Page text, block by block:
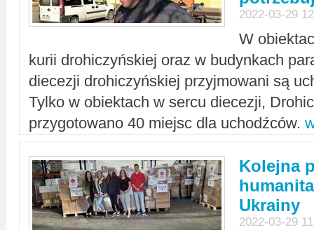
2022-03-29
W
kurii drohiczyńskiej oraz w budynkach
diecezji drohiczyńskiej przyjmowani są
Tylko w obiektach w sercu diecezji,
przygotowano 40 miejsc dla uchodźców.
Kolejna
Ukrainy
2022-03-29